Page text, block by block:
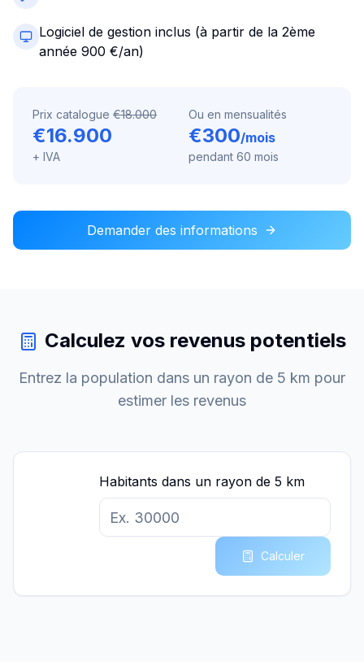
Logiciel de gestion inclus (à partir de la 2ème
année 900 €/an)
Prix catalogue €18.000
€16.900
+ IVA
Ou en mensualités
€300/mois
pendant 60 mois
Demander des informations
Calculez vos revenus potentiels
Entrez la population dans un rayon de 5 km pour
estimer les revenus
Habitants dans un rayon de 5 km
Calculer